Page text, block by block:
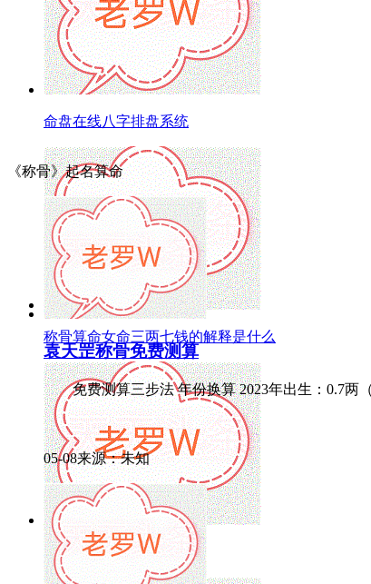
命盘在线八字排盘系统
称骨算命女命三两七钱的解释是什么
农历八字推算方法详解
《称骨》起名算命
袁天罡称骨免费测算
免费测算三步法 年份换算 2023年出生：0.7两（
05-08来源：未知